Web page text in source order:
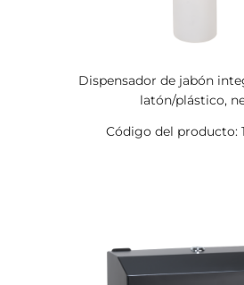
Dispensador de jabón
latón/plástico,
Código del producto: